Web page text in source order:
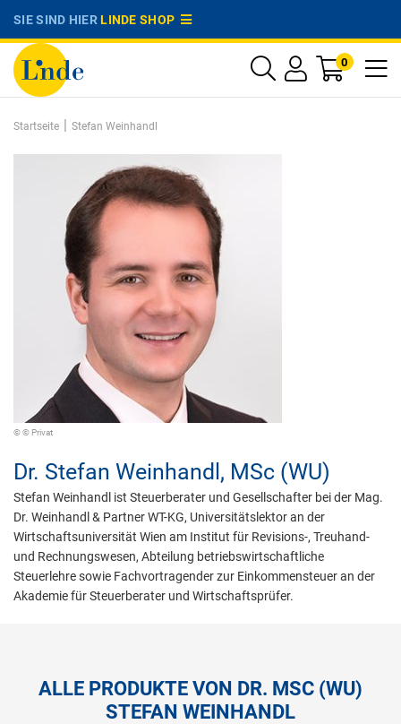
SIE SIND HIERLINDE SHOP
0
Startseite | Stefan Weinhandl
© © Privat
Dr. Stefan Weinhandl, MSc (WU)
Stefan Weinhandl ist Steuerberater und Gesellschafter bei der Mag.
Dr. Weinhandl & Partner WT-KG, Universitätslektor an der
Wirtschaftsuniversität Wien am Institut für Revisions-, Treuhand-
und Rechnungswesen, Abteilung betriebswirtschaftliche
Steuerlehre sowie Fachvortragender zur Einkommensteuer an der
Akademie für Steuerberater und Wirtschaftsprüfer.
ALLE PRODUKTE VON DR. MSC (WU)
STEFAN WEINHANDL